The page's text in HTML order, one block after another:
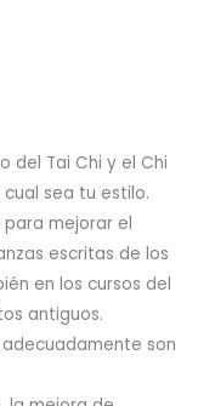
del Tai Chi y el Chi
sea tu estilo.
mejorar el
escritas de los
en los cursos del
antiguos.
son